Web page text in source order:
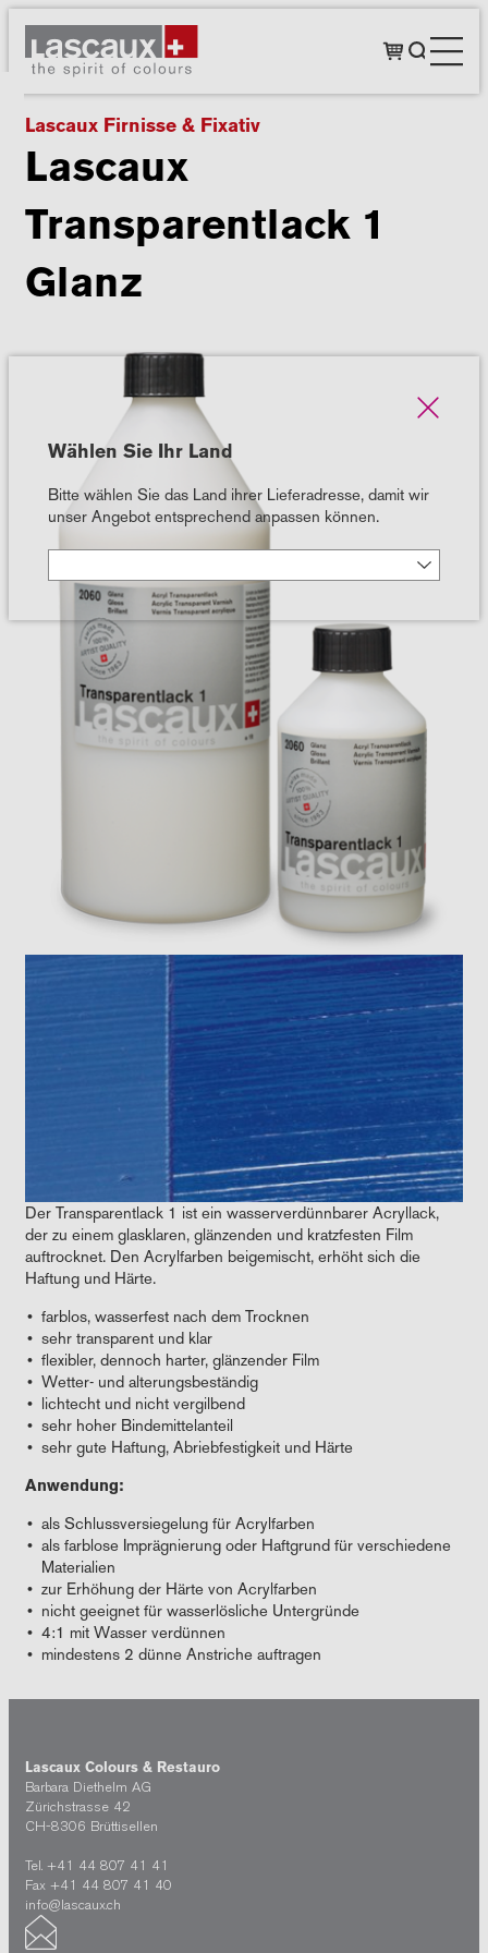
Lascaux Firnisse & Fixativ
Lascaux
Transparentlack 1
Glanz
Der Transparentlack 1 ist ein wasserverdünnbarer Acryllack,
der zu einem glasklaren, glänzenden und kratzfesten Film
auftrocknet. Den Acrylfarben beigemischt, erhöht sich die
Haftung und Härte.
farblos, wasserfest nach dem Trocknen
sehr transparent und klar
flexibler, dennoch harter, glänzender Film
Wetter- und alterungsbeständig
lichtecht und nicht vergilbend
sehr hoher Bindemittelanteil
sehr gute Haftung, Abriebfestigkeit und Härte
Anwendung:
als Schlussversiegelung für Acrylfarben
als farblose Imprägnierung oder Haftgrund für verschiedene
Materialien
zur Erhöhung der Härte von Acrylfarben
nicht geeignet für wasserlösliche Untergründe
4:1 mit Wasser verdünnen
mindestens 2 dünne Anstriche auftragen
Lascaux Colours & Restauro
Barbara Diethelm AG
Zürichstrasse 42
CH-8306 Brüttisellen
Tel. +41 44 807 41 41
Fax +41 44 807 41 40
info@lascaux.ch
Wählen Sie Ihr Land
Bitte wählen Sie das Land ihrer Lieferadresse, damit wir
unser Angebot entsprechend anpassen können.